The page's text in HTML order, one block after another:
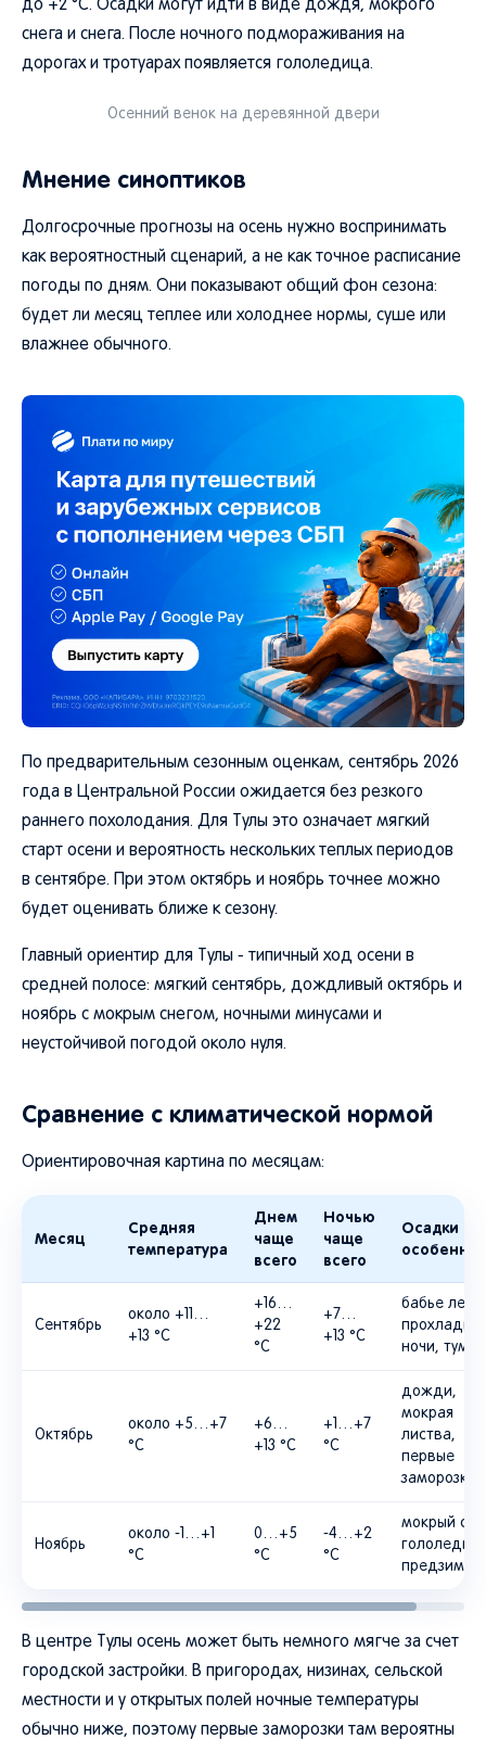
до +2 °C. Осадки могут идти в виде дождя, мокрого
снега и снега. После ночного подмораживания на
дорогах и тротуарах появляется гололедица.
Осенний венок на деревянной двери
Мнение синоптиков
Долгосрочные прогнозы на осень нужно воспринимать
как вероятностный сценарий, а не как точное расписание
погоды по дням. Они показывают общий фон сезона:
будет ли месяц теплее или холоднее нормы, суше или
влажнее обычного.
По предварительным сезонным оценкам, сентябрь 2026
года в Центральной России ожидается без резкого
раннего похолодания. Для Тулы это означает мягкий
старт осени и вероятность нескольких теплых периодов
в сентябре. При этом октябрь и ноябрь точнее можно
будет оценивать ближе к сезону.
Главный ориентир для Тулы - типичный ход осени в
средней полосе: мягкий сентябрь, дождливый октябрь и
ноябрь с мокрым снегом, ночными минусами и
неустойчивой погодой около нуля.
Сравнение с климатической нормой
Ориентировочная картина по месяцам:
Месяц
Средняя
температура
Днем
чаще
всего
Ночью
чаще
всего
Осадки и
Сентябрь
около +11…
+13 °C
+16…
+22
°C
+7…
+13 °C
бабье лето,
ночи,
Октябрь
около +5…+7
°C
+6…
+13 °C
+1…+7
°C
дожди,
мокрая
листва,
первые
заморозки
Ноябрь
около -1…+1
°C
0…+5
°C
-4…+2
°C
мокрый
предзимье
В центре Тулы осень может быть немного мягче за счет
городской застройки. В пригородах, низинах, сельской
местности и у открытых полей ночные температуры
обычно ниже, поэтому первые заморозки там вероятны